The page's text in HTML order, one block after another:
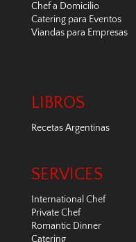
Chef a Domicilio
Catering para Eventos
Viandas para Empresas
LIBROS
Recetas Argentinas
SERVICES
International Chef
Private Chef
Romantic Dinner
Catering